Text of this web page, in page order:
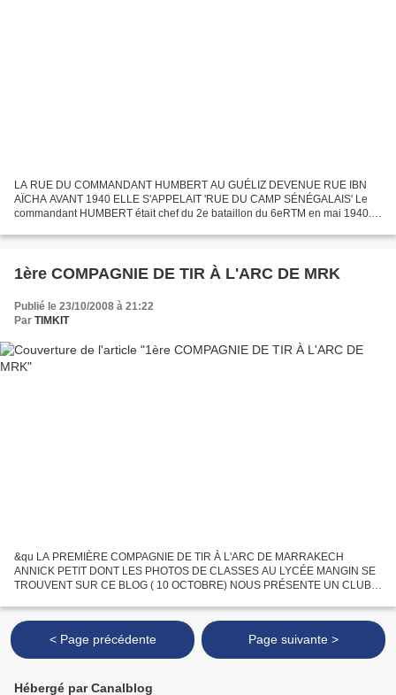
LA RUE DU COMMANDANT HUMBERT AU GUÉLIZ DEVENUE RUE IBN
AÏCHA AVANT 1940 ELLE S'APPELAIT 'RUE DU CAMP SÉNÉGALAIS' Le
commandant HUMBERT était chef du 2e bataillon du 6eRTM en mai 1940.
Marrakech....
1ère COMPAGNIE DE TIR À L'ARC DE MRK
Publié le 23/10/2008 à 21:22
Par TIMKIT
&qu LA PREMIÈRE COMPAGNIE DE TIR À L'ARC DE MARRAKECH
ANNICK PETIT DONT LES PHOTOS DE CLASSES AU LYCÉE MANGIN SE
TROUVENT SUR CE BLOG ( 10 OCTOBRE) NOUS PRÉSENTE UN CLUB
LECTEURS DU BLOG RECONNAÎTRONS...
< Page précédente Page suivante >
Hébergé par Canalblog